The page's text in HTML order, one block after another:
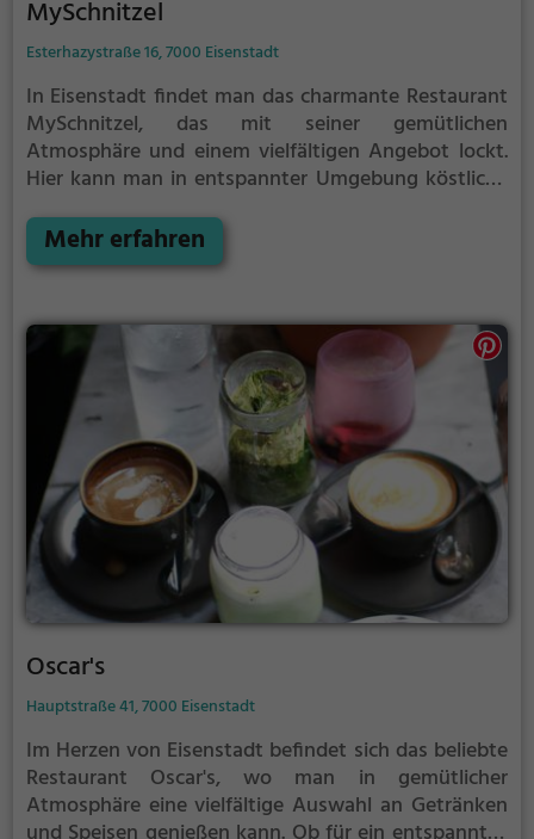
MySchnitzel
Esterhazystraße 16, 7000 Eisenstadt
In Eisenstadt findet man das charmante Restaurant
MySchnitzel, das mit seiner gemütlichen
Atmosphäre und einem vielfältigen Angebot lockt.
Hier kann man in entspannter Umgebung köstliche
Variationen genießen. Dazu gibt es eine breite
Auswahl an erfrischenden Getränken und leckeren
rundum gelungenen Aufenthalt und lässt jeden
Besuch zu einem kulinarischen Erlebnis werden. Egal
ob alleine, mit Freunden oder der Familie, im
MySchnitzel kommt jeder auf seine Kosten. Ein Muss
für jeden Liebhaber österreichischer Küche!
Mehr erfahren
Oscar's
Hauptstraße 41, 7000 Eisenstadt
Im Herzen von Eisenstadt befindet sich das beliebte
Restaurant Oscar's, wo man in gemütlicher
Atmosphäre eine vielfältige Auswahl an Getränken